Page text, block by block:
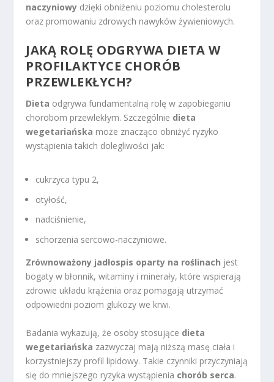
naczyniowy dzięki obniżeniu poziomu cholesterolu
oraz promowaniu zdrowych nawyków żywieniowych.
JAKĄ ROLĘ ODGRYWA DIETA W
PROFILAKTYCE CHORÓB
PRZEWLEKŁYCH?
Dieta odgrywa fundamentalną rolę w zapobieganiu
chorobom przewlekłym. Szczególnie dieta
wegetariańska może znacząco obniżyć ryzyko
wystąpienia takich dolegliwości jak:
cukrzyca typu 2,
otyłość,
nadciśnienie,
schorzenia sercowo-naczyniowe.
Zrównoważony jadłospis oparty na roślinach jest
bogaty w błonnik, witaminy i minerały, które wspierają
zdrowie układu krążenia oraz pomagają utrzymać
odpowiedni poziom glukozy we krwi.
Badania wykazują, że osoby stosujące dieta
wegetariańska zazwyczaj mają niższą masę ciała i
korzystniejszy profil lipidowy. Takie czynniki przyczyniają
się do mniejszego ryzyka wystąpienia chorób serca.